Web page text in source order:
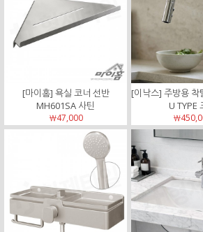
[마이홈] 욕실 코너 선반
MH601SA 사틴
￦47,000
[이낙스] 주방용 착
U TYPE
￦